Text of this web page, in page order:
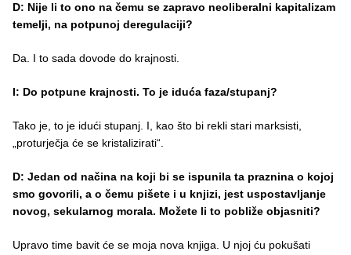
D: Nije li to ono na čemu se zapravo neoliberalni kapitalizam
temelji, na potpunoj deregulaciji?
Da. I to sada dovode do krajnosti.
I: Do potpune krajnosti. To je iduća faza/stupanj?
Tako je, to je idući stupanj. I, kao što bi rekli stari marksisti,
„proturječja će se kristalizirati“.
D: Jedan od načina na koji bi se ispunila ta praznina o kojoj
smo govorili, a o čemu pišete i u knjizi, jest uspostavljanje
novog, sekularnog morala. Možete li to pobliže objasniti?
Upravo time bavit će se moja nova knjiga. U njoj ću pokušati